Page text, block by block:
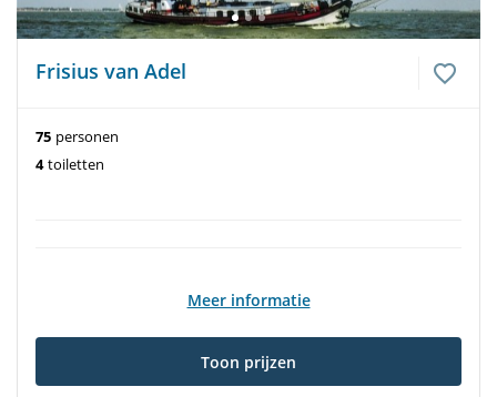
Frisius van Adel
75 personen
4 toiletten
Meer informatie
Toon prijzen